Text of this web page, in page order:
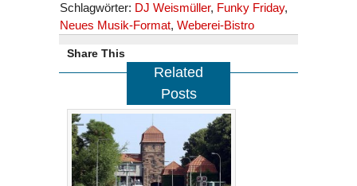
Schlagwörter: DJ Weismüller, Funky Friday,
Neues Musik-Format, Weberei-Bistro
Share This
Related
Posts